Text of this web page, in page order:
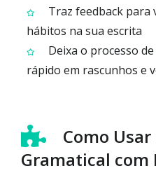
Traz feedback para
hábitos na sua escrita
Deixa o processo
rápido em rascunhos e
Como
Gramatical com